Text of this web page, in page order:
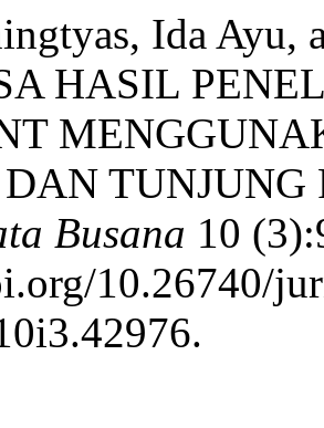
Ida Ayu,
HASIL
Busana 10
10.26740/